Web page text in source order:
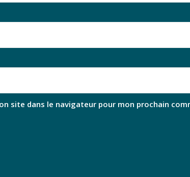
site dans le navigateur pour mon prochain